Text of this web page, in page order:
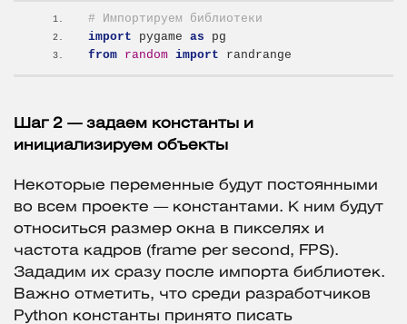
# Импортируем библиотеки
import pygame as pg
from random import randrange
Шаг 2 — задаем константы и
инициализируем объекты
Некоторые переменные будут постоянными
во всем проекте — константами. К ним будут
относиться размер окна в пикселях и
частота кадров (frame per second, FPS).
Зададим их сразу после импорта библиотек.
Важно отметить, что среди разработчиков
Python константы принято писать